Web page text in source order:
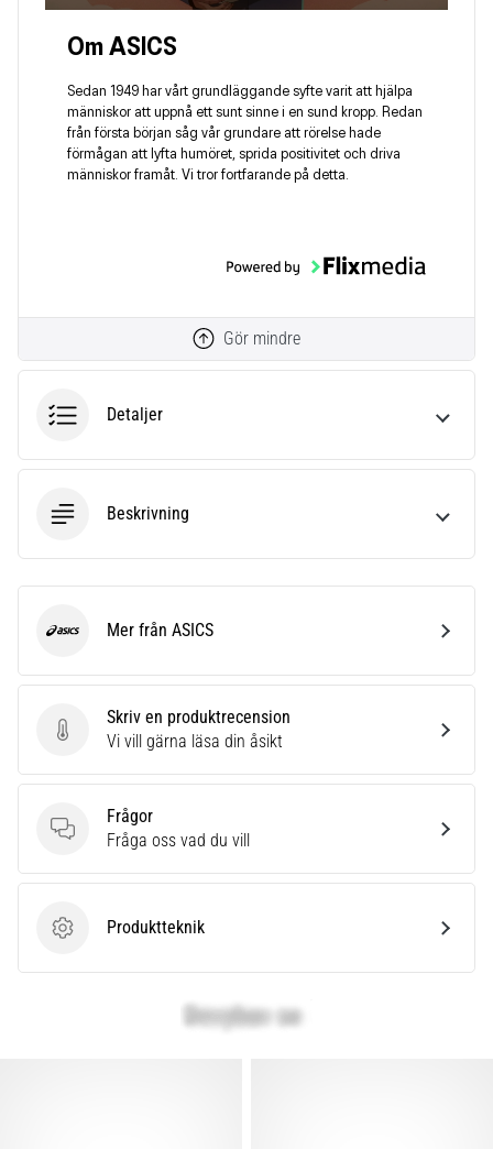
Om ASICS
Sedan 1949 har vårt grundläggande syfte varit att hjälpa
människor att uppnå ett sunt sinne i en sund kropp. Redan
från första början såg vår grundare att rörelse hade
förmågan att lyfta humöret, sprida positivitet och driva
människor framåt. Vi tror fortfarande på detta.
Gör mindre
Detaljer
Beskrivning
Skriv en produktrecension
Skriv en produktrecension
Vi vill gärna läsa din åsikt
Frågor
Frågor
Fråga oss vad du vill
ProduktteknikProduktteknik
ASICS Mer från ASICS